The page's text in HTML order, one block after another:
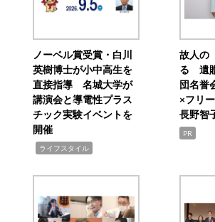
ノーベル賞受賞・白川
英樹博士が小中高生を
直接指導 名城大学が
講演会と導電性プラス
チック実験イベントを
開催
ライフスタイル
故人の
る 遺
団名誉
×フリ
長野智
PR